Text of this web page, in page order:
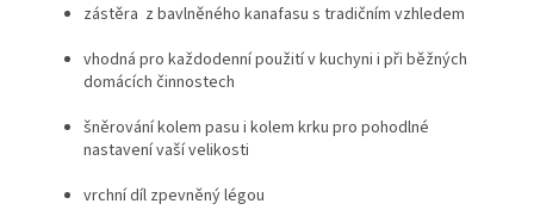
zástěra z bavlněného kanafasu s tradičním vzhledem
vhodná pro každodenní použití v kuchyni i při běžných
domácích činnostech
šněrování kolem pasu i kolem krku pro pohodlné
nastavení vaší velikosti
vrchní díl zpevněný légou